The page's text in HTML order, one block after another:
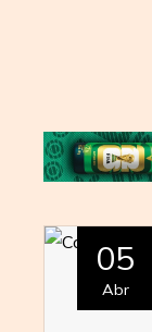
05
Abr